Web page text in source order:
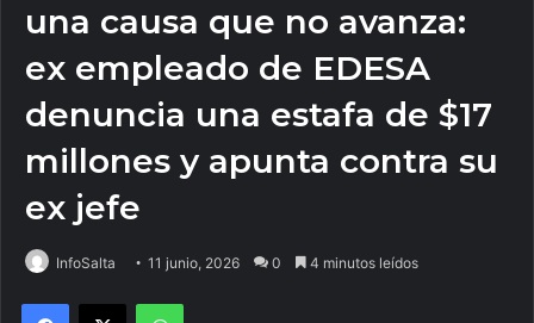
una causa que no avanza:
ex empleado de EDESA
denuncia una estafa de $17
millones y apunta contra su
ex jefe
InfoSalta 11 junio, 2026 0 4 minutos leídos
Facebook
X WhatsApp